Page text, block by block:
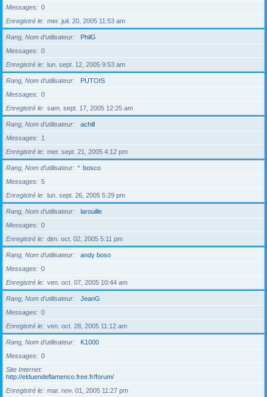
Messages
0
Enregistré le
mer. juil. 20, 2005 11:53 am
Rang, Nom d’utilisateur
PhilG
Messages
0
Enregistré le
lun. sept. 12, 2005 9:53 am
Rang, Nom d’utilisateur
PUTOIS
Messages
0
Enregistré le
sam. sept. 17, 2005 12:25 am
Rang, Nom d’utilisateur
achill
Messages
1
Enregistré le
mer. sept. 21, 2005 4:12 pm
Rang, Nom d’utilisateur * bosco
Messages
5
Enregistré le
lun. sept. 26, 2005 5:29 pm
Rang, Nom d’utilisateur
larouille
Messages
0
Enregistré le
dim. oct. 02, 2005 5:11 pm
Rang, Nom d’utilisateur
andy boso
Messages
0
Enregistré le
ven. oct. 07, 2005 10:44 am
Rang, Nom d’utilisateur
JeanG
Messages
0
Enregistré le
ven. oct. 28, 2005 11:12 am
Rang, Nom d’utilisateur
K1000
Messages
0
Site Internet
http://elduendeflamenco.free.fr/forum/
Enregistré le
mar. nov. 01, 2005 11:27 pm